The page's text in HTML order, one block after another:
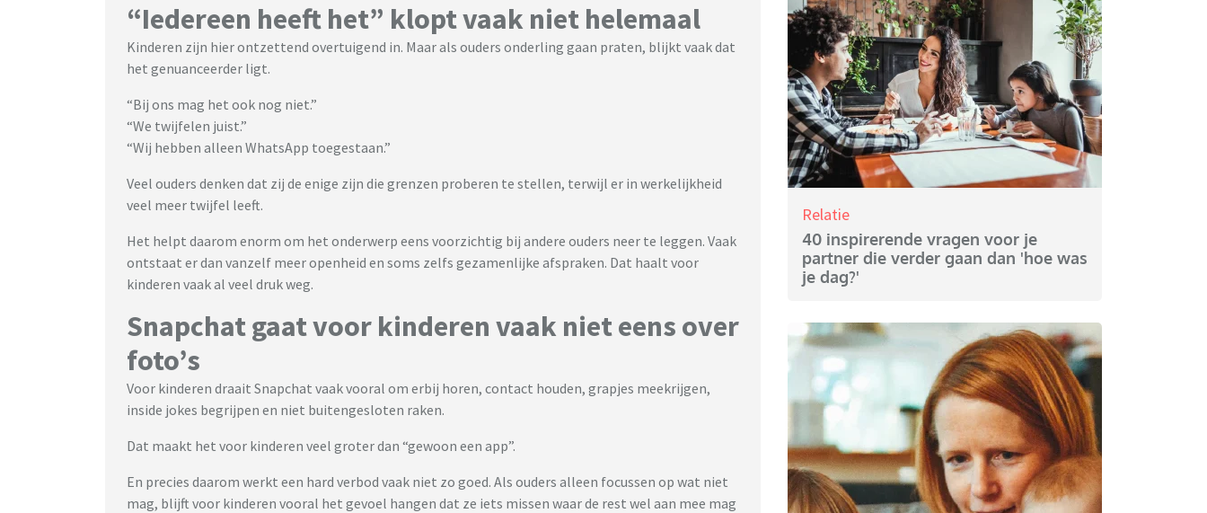
“Iedereen heeft het” klopt vaak niet helemaal
Kinderen zijn hier ontzettend overtuigend in. Maar als ouders onderling gaan praten, blijkt vaak dat
het genuanceerder ligt.
“Bij ons mag het ook nog niet.”
“We twijfelen juist.”
“Wij hebben alleen WhatsApp toegestaan.”
Veel ouders denken dat zij de enige zijn die grenzen proberen te stellen, terwijl er in werkelijkheid
veel meer twijfel leeft.
Het helpt daarom enorm om het onderwerp eens voorzichtig bij andere ouders neer te leggen. Vaak
ontstaat er dan vanzelf meer openheid en soms zelfs gezamenlijke afspraken. Dat haalt voor
kinderen vaak al veel druk weg.
Snapchat gaat voor kinderen vaak niet eens over
foto’s
Voor kinderen draait Snapchat vaak vooral om erbij horen, contact houden, grapjes meekrijgen,
inside jokes begrijpen en niet buitengesloten raken.
Dat maakt het voor kinderen veel groter dan “gewoon een app”.
En precies daarom werkt een hard verbod vaak niet zo goed. Als ouders alleen focussen op wat niet
mag, blijft voor kinderen vooral het gevoel hangen dat ze iets missen waar de rest wel aan mee mag
Relatie
40 inspirerende vragen voor je
partner die verder gaan dan 'hoe was
je dag?'